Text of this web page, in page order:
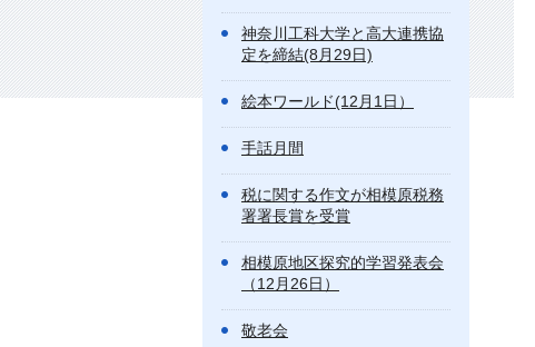
神奈川工科大学と高大連携協
定を締結(8月29日)
絵本ワールド(12月1日）
手話月間
税に関する作文が相模原税務
署署長賞を受賞
相模原地区探究的学習発表会
（12月26日）
敬老会